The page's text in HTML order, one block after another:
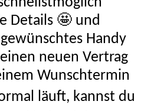
Details 🤩 und
Handy
neuen Vertrag
Wunschtermin
läuft, kannst du